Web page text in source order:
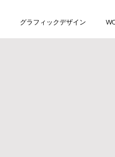
グラフィックデザイン